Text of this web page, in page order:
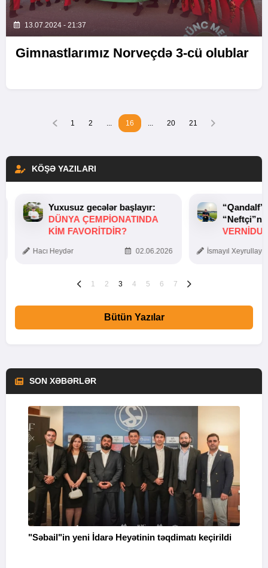
13.07.2024 - 21:37
Gimnastlarımız Norveçdə 3-cü olublar
1 2 ... 16 ... 20 21
KÖŞƏ YAZILARI
Yuxusuz gecələr başlayır:
DÜNYA ÇEMPIONATINDA
KIM FAVORITDIR?
Hacı Heydər 02.06.2026 İsmayıl
1 2 3 4 5 6 7
Bütün Yazılar
SON XƏBƏRLƏR
"Səbail"in yeni İdarə Heyətinin təqdimatı keçirildi